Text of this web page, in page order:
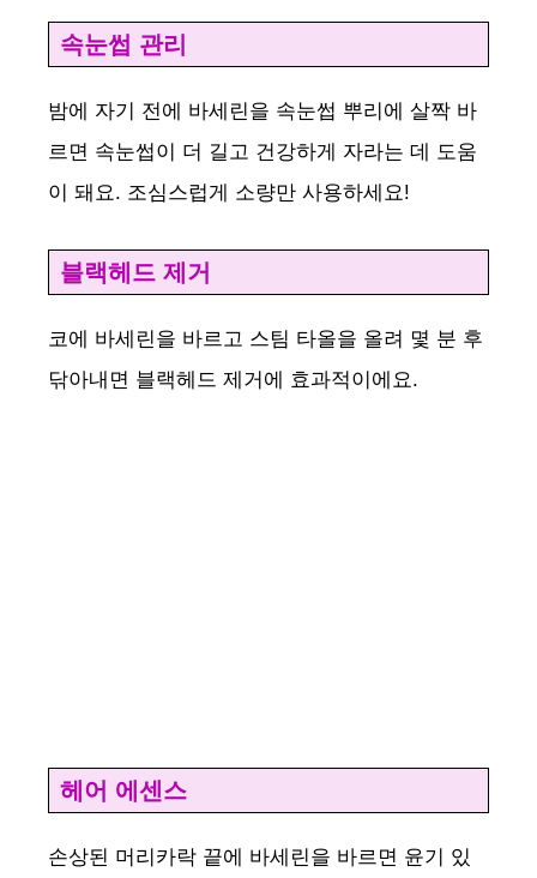
속눈썹 관리
밤에 자기 전에 바세린을 속눈썹 뿌리에 살짝 바
르면 속눈썹이 더 길고 건강하게 자라는 데 도움
이 돼요. 조심스럽게 소량만 사용하세요!
블랙헤드 제거
코에 바세린을 바르고 스팀 타올을 올려 몇 분 후
닦아내면 블랙헤드 제거에 효과적이에요.
헤어 에센스
손상된 머리카락 끝에 바세린을 바르면 윤기 있